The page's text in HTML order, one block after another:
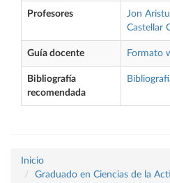
Profesores Jon
Castellar
Guía docente Formato
Bibliografía
recomendada
Inicio
Graduado en Ciencias de la